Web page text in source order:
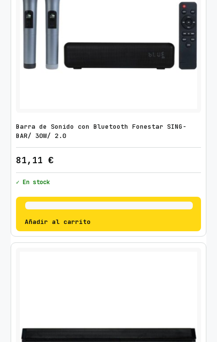
Barra de Sonido con Bluetooth Fonestar SING-
BAR/ 30W/ 2.0
81,11 €
✓ En stock
Añadir al carrito